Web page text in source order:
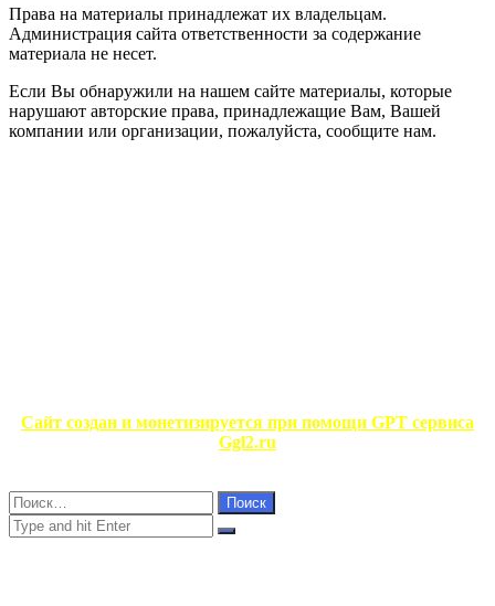
Права на материалы принадлежат их владельцам.
Администрация сайта ответственности за содержание
материала не несет.
Если Вы обнаружили на нашем сайте материалы, которые
нарушают авторские права, принадлежащие Вам, Вашей
компании или организации, пожалуйста, сообщите нам.
Сайт создан и монетизируется при помощи GPT сервиса
Ggl2.ru
Close
Найти:
Close
Search